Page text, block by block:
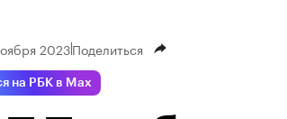
2023Поделиться
на РБК в Max